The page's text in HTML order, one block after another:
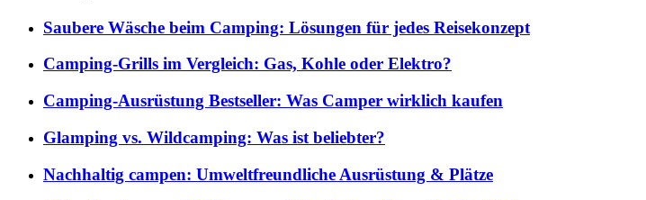
Saubere Wäsche beim Camping: Lösungen für jedes Reisekonzept
Camping-Grills im Vergleich: Gas, Kohle oder Elektro?
Camping-Ausrüstung Bestseller: Was Camper wirklich kaufen
Glamping vs. Wildcamping: Was ist beliebter?
Nachhaltig campen: Umweltfreundliche Ausrüstung & Plätze